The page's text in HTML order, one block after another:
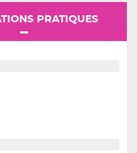
PRATIQUES